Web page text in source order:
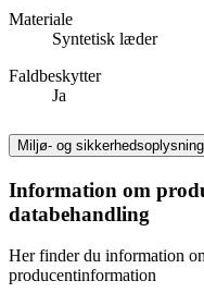
Materiale
Syntetisk læder
Faldbeskytter
Ja
Miljø- og
Information om
databehandling
Her finder du information
producentinformation